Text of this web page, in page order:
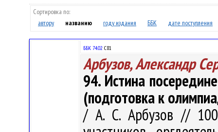
Сортировка по:
автору
названию году издания ББК дате поступления
ББК 74.02 С81
Арбузов, Александр
94. Истина
(подготовка к
/ А. С. Арбузов // 100